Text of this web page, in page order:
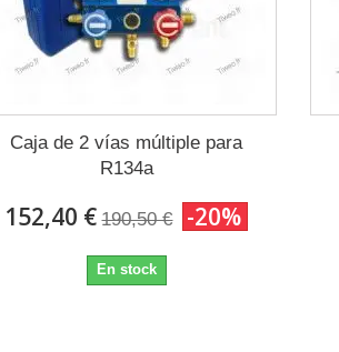
Caja de 2 vías múltiple para
R134a
152,40 € 190,50 € -20%
En stock